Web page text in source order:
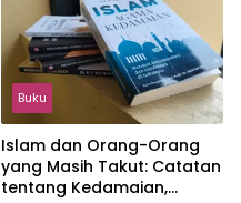
Buku
Islam dan Orang-Orang
yang Masih Takut: Catatan
tentang Kedamaian,